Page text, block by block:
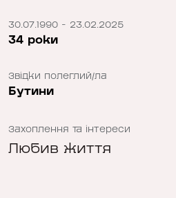
30.07.1990 - 23.02.2025
34 роки
Звідки полеглий/ла
Бутини
Захоплення та інтереси
Любив життя